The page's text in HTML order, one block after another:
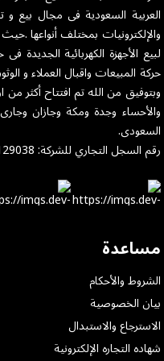
العربية السعودية فى مجال بيع و
لبيع الأجهزة الكهربائية
حركة المبيعات واقبال العملاء و
وبتوفيق من الله تم افتتاح أكثر من
والأحساء وجدة ومكة وجازان
السعودى.
رقم السجل التجاري للشركة: 1010129038
مساعدة
الشروط والأحكام
بيان الخصوصية
الاسترجاع والاستبدال
شهاده التجاره الإلكترونية